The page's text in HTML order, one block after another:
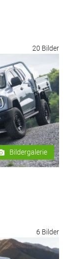
20 Bilder
Bildergalerie
6 Bilder